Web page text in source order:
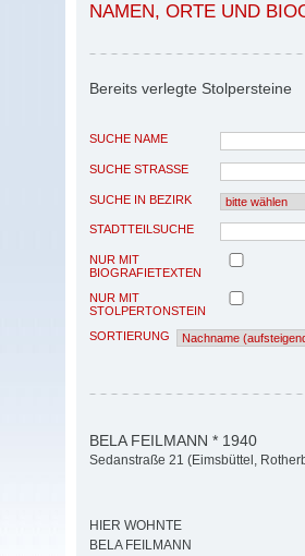
NAMEN, ORTE UND
Bereits verlegte Stolpersteine
SUCHE NAME
SUCHE STRASSE
SUCHE IN BEZIRK
STADTTEILSUCHE
NUR MIT
BIOGRAFIETEXTEN
NUR MIT
STOLPERTONSTEIN
SORTIERUNG
BELA FEILMANN * 1940
Sedanstraße 21 (Eimsbüttel,
HIER WOHNTE
BELA FEILMANN